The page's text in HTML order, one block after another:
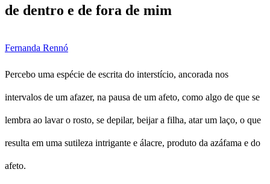
de dentro e de fora de mim
Fernanda Rennó
Percebo uma espécie de escrita do interstício, ancorada nos
intervalos de um afazer, na pausa de um afeto, como algo de que se
lembra ao lavar o rosto, se depilar, beijar a filha, atar um laço, o que
resulta em uma sutileza intrigante e álacre, produto da azáfama e do
afeto.